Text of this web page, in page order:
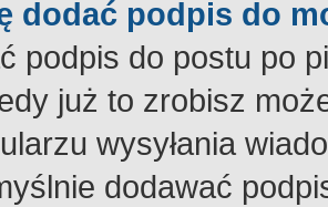
dodać podpis do
podpis do postu po
już to zrobisz
wysyłania
dodawać